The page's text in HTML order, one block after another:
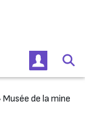
Musée de la mine